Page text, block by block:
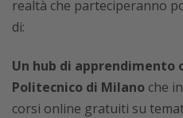
realtà che parteciperanno
di:
Un hub di apprendimento
Politecnico di Milano che
corsi online gratuiti su